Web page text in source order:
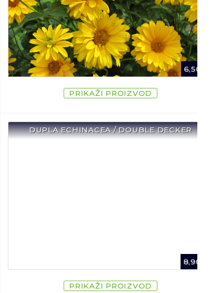
6,50
PRIKAŽI PROIZVOD
DUPLA ECHINACEA / DOUBLE DECKER
8,90
PRIKAŽI PROIZVOD